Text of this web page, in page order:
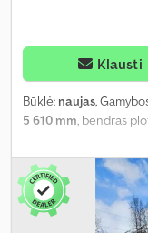
Klausti
Būklė: naujas,
5 610 mm, bendras
autonominis